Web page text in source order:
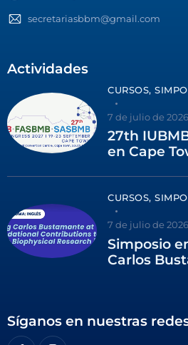
secretariasbbm@gmail.com
Actividades
CURSOS,
7 de julio de 2026
27th
en Cape
CURSOS,
7 de julio de 2026
Simposio
Carlos
Síganos en nuestras